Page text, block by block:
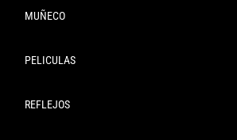
MUÑECO
PELICULAS
REFLEJOS